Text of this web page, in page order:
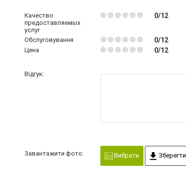
Качество
предоставляемых
услуг
0/12
Обслуговування 0/12
Цена 0/12
Відгук:
Завантажити фото: Вибрати Зберегти